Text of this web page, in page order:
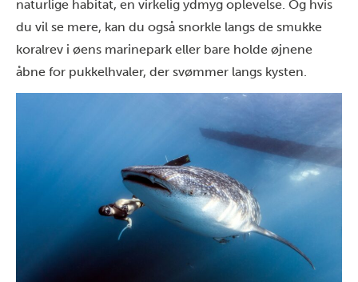
naturlige habitat, en virkelig ydmyg oplevelse. Og hvis
du vil se mere, kan du også snorkle langs de smukke
koralrev i øens marinepark eller bare holde øjnene
åbne for pukkelhvaler, der svømmer langs kysten.